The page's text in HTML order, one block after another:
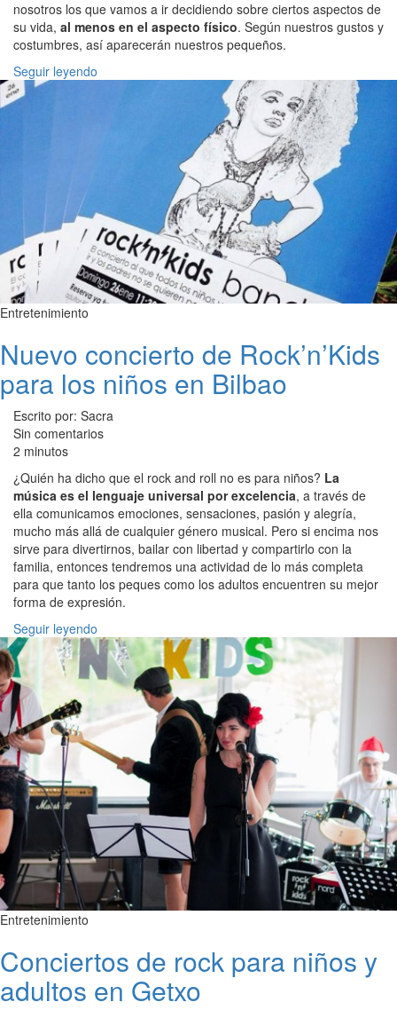
nosotros los que vamos a ir decidiendo sobre ciertos aspectos de
su vida, al menos en el aspecto físico. Según nuestros gustos y
costumbres, así aparecerán nuestros pequeños.
Seguir leyendo
Entretenimiento
Nuevo concierto de Rock’n’Kids
para los niños en Bilbao
Escrito por: Sacra
Sin comentarios
2 minutos
¿Quién ha dicho que el rock and roll no es para niños? La
música es el lenguaje universal por excelencia, a través de
ella comunicamos emociones, sensaciones, pasión y alegría,
mucho más allá de cualquier género musical. Pero si encima nos
sirve para divertirnos, bailar con libertad y compartirlo con la
familia, entonces tendremos una actividad de lo más completa
para que tanto los peques como los adultos encuentren su mejor
forma de expresión.
Seguir leyendo
Entretenimiento
Conciertos de rock para niños y
adultos en Getxo